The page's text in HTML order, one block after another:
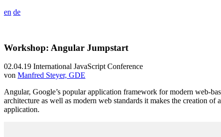
en de
Workshop: Angular Jumpstart
02.04.19 International JavaScript Conference
von Manfred Steyer, GDE
Angular, Google’s popular application framework for modern web-
architecture as well as modern web standards it makes the creation
application.